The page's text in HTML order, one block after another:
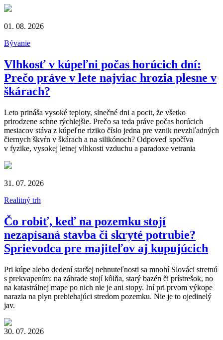
01. 08. 2026
Bývanie
Vlhkosť v kúpeľni počas horúcich dní:
Prečo práve v lete najviac hrozia plesne v
škárach?
Leto prináša vysoké teploty, slnečné dni a pocit, že všetko
prirodzene schne rýchlejšie. Prečo sa teda práve počas horúcich
mesiacov stáva z kúpeľne riziko číslo jedna pre vznik nevzhľadných
čiernych škvŕn v škárach a na silikónoch? Odpoveď spočíva
v fyzike, vysokej letnej vlhkosti vzduchu a paradoxe vetrania
31. 07. 2026
Realitný trh
Čo robiť, keď na pozemku stojí
nezapísaná stavba či skryté potrubie?
Sprievodca pre majiteľov aj kupujúcich
Pri kúpe alebo dedení staršej nehnuteľnosti sa mnohí Slováci stretnú
s prekvapením: na záhrade stojí kôlňa, starý bazén či prístrešok, no
na katastrálnej mape po nich nie je ani stopy. Iní pri prvom výkope
narazia na plyn prebiehajúci stredom pozemku. Nie je to ojedinelý
jav.
30. 07. 2026